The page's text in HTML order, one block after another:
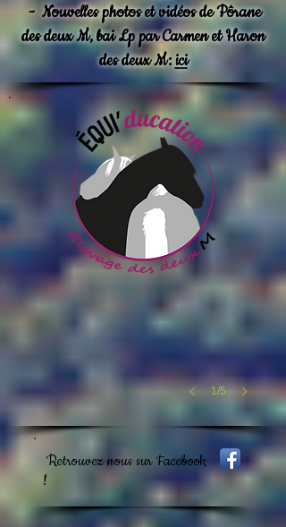
-Nouvelles photos et vidéos de Pôrane
des deux M, bai Lp par Carmen et Haron
des deux M:ici
1/5
Retrouvez nous sur Facebook
!